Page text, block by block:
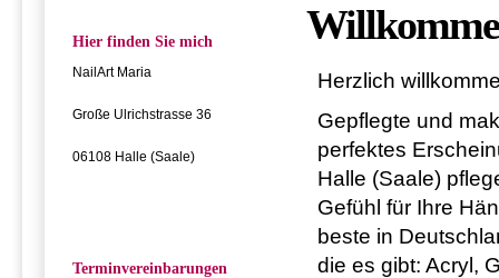
Hier finden Sie mich
NailArt Maria
Große Ulrichstrasse 36
06108 Halle (Saale)
Terminvereinbarungen
Herzlich
Gepflegte und
perfektes
Halle (Saale)
Gefühl für Ihre
beste in
die es gibt: Acryl,